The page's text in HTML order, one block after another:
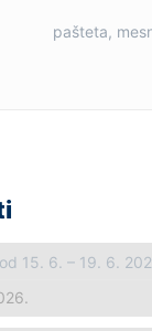
pašteta,
15. 6. – 19. 6.